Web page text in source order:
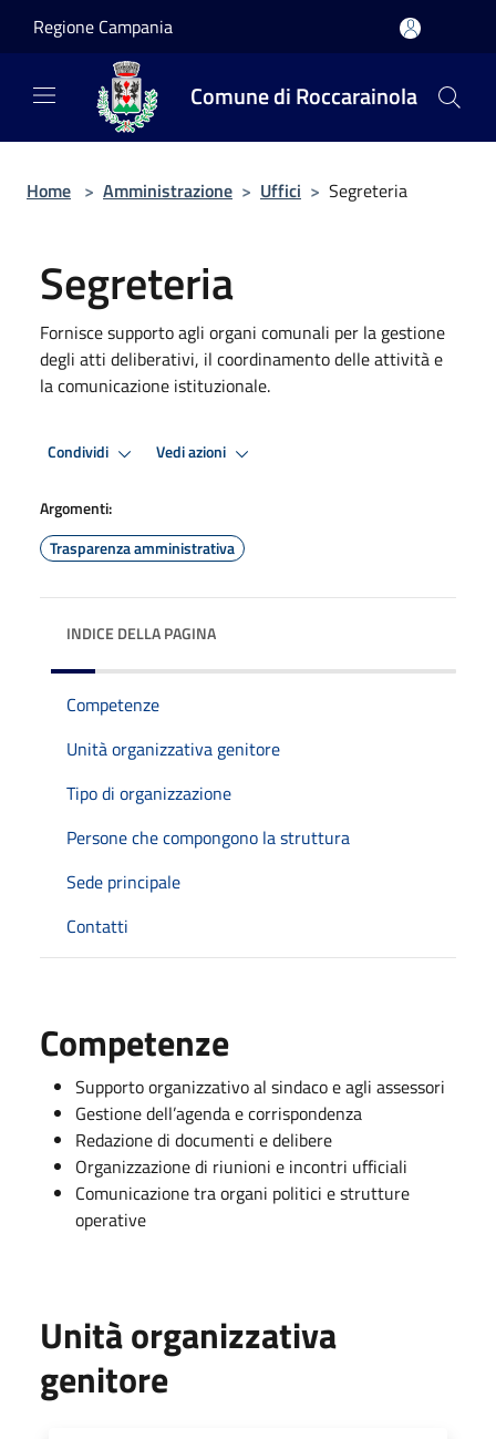
Regione Campania
Comune di Roccarainola
Home > Amministrazione > Uffici > Segreteria
Segreteria
Fornisce supporto agli organi comunali per la gestione
degli atti deliberativi, il coordinamento delle attività e
la comunicazione istituzionale.
Condividi Vedi azioni
Argomenti:
Trasparenza amministrativa
INDICE DELLA PAGINA
Competenze
Unità organizzativa genitore
Tipo di organizzazione
Persone che compongono la struttura
Sede principale
Contatti
Competenze
Supporto organizzativo al sindaco e agli assessori
Gestione dell’agenda e corrispondenza
Redazione di documenti e delibere
Organizzazione di riunioni e incontri ufficiali
Comunicazione tra organi politici e strutture
operative
Unità organizzativa
genitore